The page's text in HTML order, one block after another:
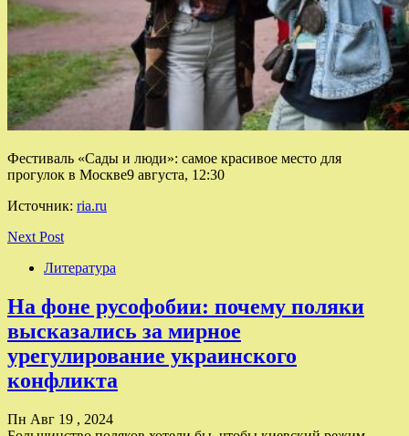
Фестиваль «Сады и люди»: самое красивое место для
прогулок в Москве9 августа, 12:30
Источник: ria.ru
Next Post
Литература
На фоне русофобии: почему поляки
высказались за мирное
урегулирование украинского
конфликта
Пн Авг 19 , 2024